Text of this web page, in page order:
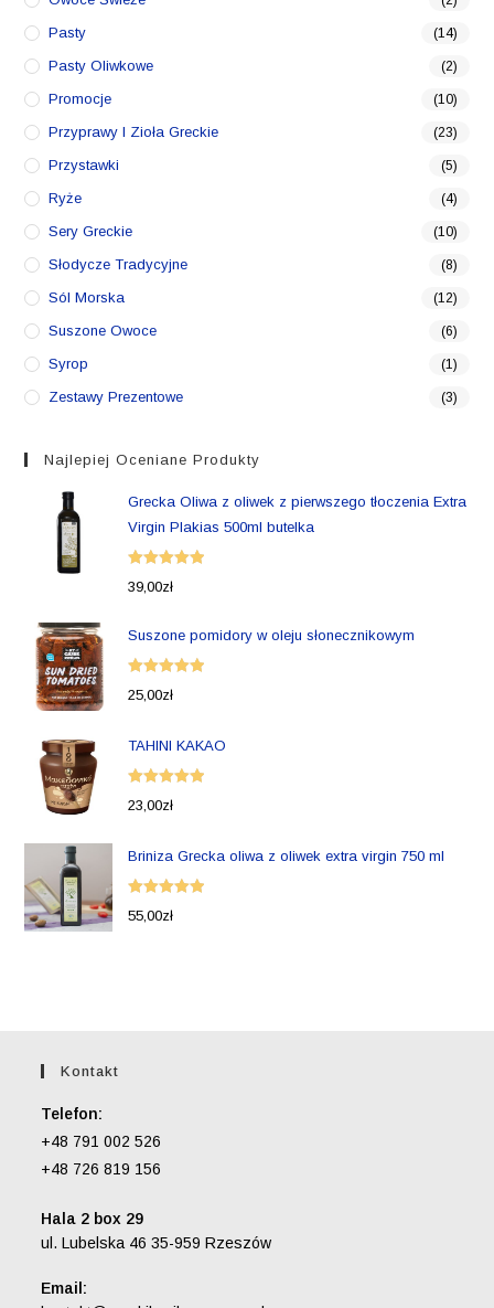
Pasty (14)
Pasty Oliwkowe (2)
Promocje (10)
Przyprawy I Zioła Greckie (23)
Przystawki (5)
Ryże (4)
Sery Greckie (10)
Słodycze Tradycyjne (8)
Sól Morska (12)
Suszone Owoce (6)
Syrop (1)
Zestawy Prezentowe (3)
Najlepiej Oceniane Produkty
Grecka Oliwa z oliwek z pierwszego tłoczenia Extra
Virgin Plakias 500ml butelka
Oceniono
39,00zł
Suszone pomidory w oleju słonecznikowym
Oceniono
25,00zł
TAHINI KAKAO
Oceniono
23,00zł
Briniza Grecka oliwa z oliwek extra virgin 750 ml
Oceniono
55,00zł
Kontakt
Telefon:
+48 791 002 526
+48 726 819 156
Hala 2 box 29
ul. Lubelska 46 35-959 Rzeszów
Email: